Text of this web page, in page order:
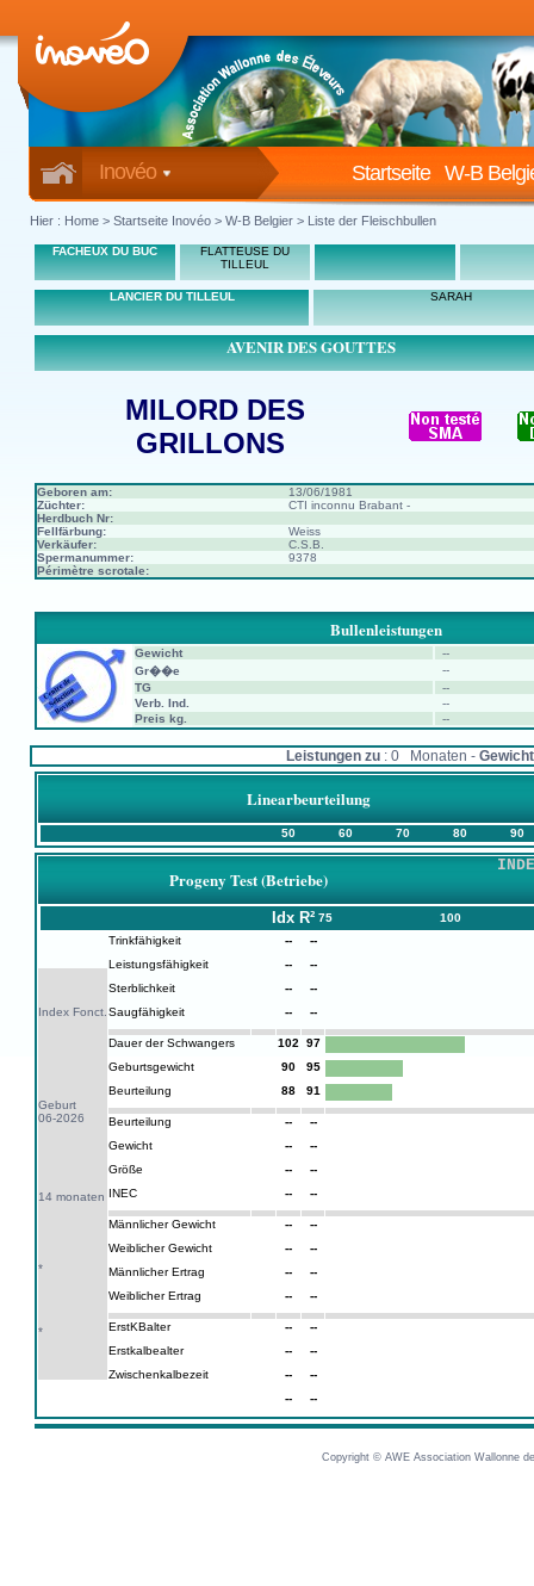
Inovéo W-B
Startseite
Hier : Home > Startseite Inovéo > W-B Belgier > Liste der Fleischbullen
FACHEUX DU BUC
FLATTEUSE DU
TILLEUL
LANCIER DU TILLEUL SARAH
AVENIR DES GOUTTES
MILORD DES
GRILLONS
Geboren am:
13/06/1981
Züchter:
CTI inconnu Brabant -
Herdbuch Nr:
Fellfärbung:
Weiss
Verkäufer:
C.S.B.
Spermanummer:
9378
Périmètre scrotale:
Bullenleistungen
Gewicht
--
Gr��e
--
TG
--
Verb. Ind.
--
Preis kg.
--
Leistungen zu : 0 Monaten -
Linearbeurteilung
50 60 70 80 90
Progeny Test (Betriebe)
Idx R² 75 100
Index Fonct.
Geburt
06-2026
14 monaten
*
*
Trinkfähigkeit --
--
Leistungsfähigkeit
--
--
Sterblichkeit
--
--
Saugfähigkeit
-- --
Dauer der Schwangers 102
97
Geburtsgewicht
90
95
Beurteilung
88 91
Beurteilung --
--
Gewicht
--
--
Größe
--
--
INEC
-- --
Männlicher Gewicht --
--
Weiblicher Gewicht
--
--
Männlicher Ertrag
--
--
Weiblicher Ertrag
-- --
ErstKBalter --
--
Erstkalbealter
--
--
Zwischenkalbezeit
--
--
--
--
Copyright © AWE Association Wallonne